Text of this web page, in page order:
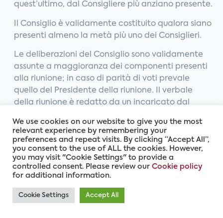
quest’ultimo, dal Consigliere più anziano presente.
Il Consiglio è validamente costituito qualora siano
presenti almeno la metà più uno dei Consiglieri.
Le deliberazioni del Consiglio sono validamente
assunte a maggioranza dei componenti presenti
alla riunione; in caso di parità di voti prevale
quello del Presidente della riunione. Il verbale
della riunione è redatto da un incaricato dal
dal Presidente.
Non è ammessa la delega nemmeno ad altro
componente del Consiglio.
È ammessa la possibilità che le adunanze del
condizione che tutti i partecipanti possano essere
identificati e sia loro consentito seguire la
We use cookies on our website to give you the most
relevant experience by remembering your
preferences and repeat visits. By clicking “Accept All”,
you consent to the use of ALL the cookies. However,
you may visit "Cookie Settings" to provide a
controlled consent. Please review our Cookie policy
for additional information.
Cookie Settings Accept All